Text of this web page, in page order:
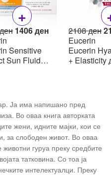
+
ден Original
was:
1406 ден.
1406ден Current
1406 ден.
Sensitive
Sun Fluid
2108ден
Eucerin
Eucerin
+ Elasticity
Ја има напишано пред
Во оваа книга авторката
жени, идните мајки, кои се
за слободен живот. Во оваа
животни гуруа преку средбите
татковина. Со тоа ја
интелектуалци. Преку